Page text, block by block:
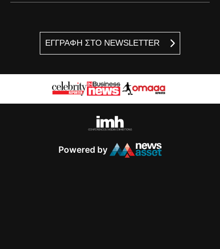
ΕΓΓΡΑΦΗ ΣΤΟ NEWSLETTER
Powered by